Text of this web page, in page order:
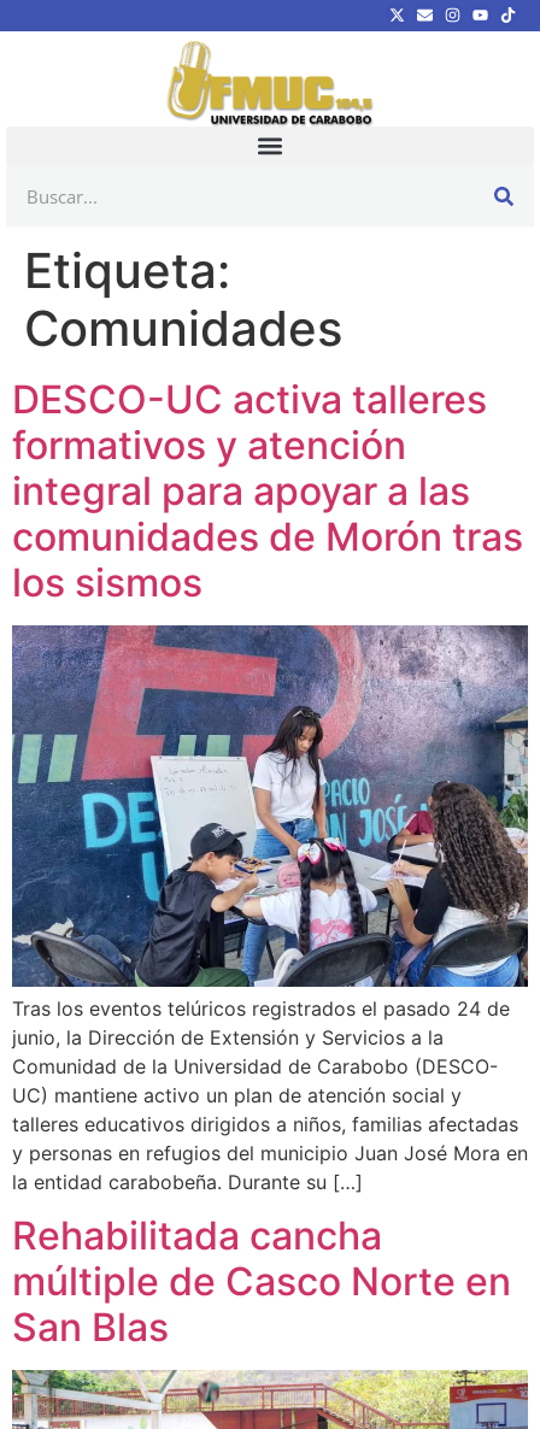
Etiqueta:
Comunidades
DESCO-UC activa talleres
formativos y atención
integral para apoyar a las
comunidades de Morón tras
los sismos
Tras los eventos telúricos registrados el pasado 24 de
junio, la Dirección de Extensión y Servicios a la
Comunidad de la Universidad de Carabobo (DESCO-
UC) mantiene activo un plan de atención social y
talleres educativos dirigidos a niños, familias afectadas
y personas en refugios del municipio Juan José Mora en
la entidad carabobeña. Durante su […]
Rehabilitada cancha
múltiple de Casco Norte en
San Blas